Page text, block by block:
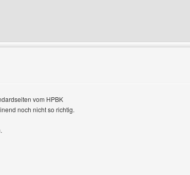
monarchenhuegel
vom HPBK
noch nicht so richtig.
kuermreuth